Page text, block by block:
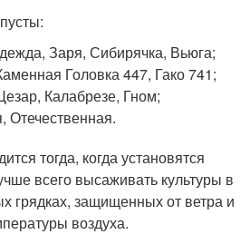
Заря, Сибирячка, Вьюга;
Головка 447, Гако 741;
Калабрезе, Гном;
Отечественная.
тогда, когда установятся
всего высаживать культуры в
грядках, защищенных от ветра и
воздуха.